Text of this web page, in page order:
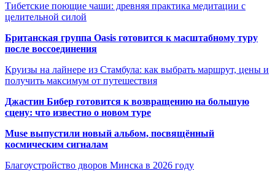
Тибетские поющие чаши: древняя практика медитации с
целительной силой
Британская группа Oasis готовится к масштабному туру
после воссоединения
Круизы на лайнере из Стамбула: как выбрать маршрут, цены и
получить максимум от путешествия
Джастин Бибер готовится к возвращению на большую
сцену: что известно о новом туре
Muse выпустили новый альбом, посвящённый
космическим сигналам
Благоустройство дворов Минска в 2026 году